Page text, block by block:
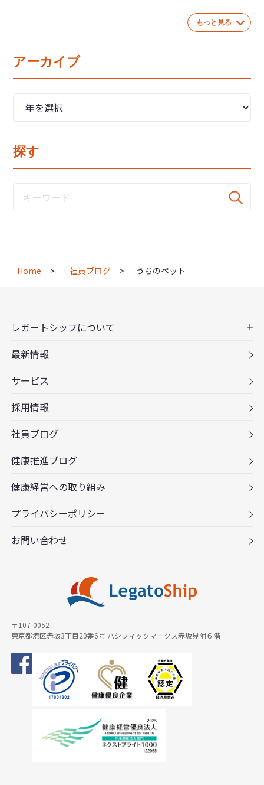
もっと見る
アーカイブ
探す
Home 社員ブログ うちのペット
〒107-0052
東京都港区赤坂3丁目20番6号 パシフィックマークス赤坂見附６階
レガートシップについて
最新情報
サービス
採用情報
社員ブログ
健康推進ブログ
健康経営への取り組み
プライバシーポリシー
お問い合わせ